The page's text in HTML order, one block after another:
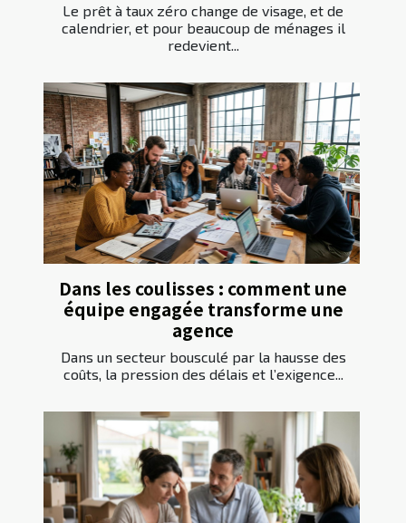
Le prêt à taux zéro change de visage, et de
calendrier, et pour beaucoup de ménages il
redevient...
Dans les coulisses : comment une
équipe engagée transforme une
agence
Dans un secteur bousculé par la hausse des
coûts, la pression des délais et l’exigence...